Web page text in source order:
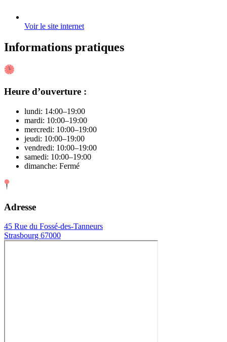
Voir le site internet
Informations pratiques
Heure d’ouverture :
lundi: 14:00–19:00
mardi: 10:00–19:00
mercredi: 10:00–19:00
jeudi: 10:00–19:00
vendredi: 10:00–19:00
samedi: 10:00–19:00
dimanche: Fermé
Adresse
45 Rue du Fossé-des-Tanneurs
Strasbourg 67000